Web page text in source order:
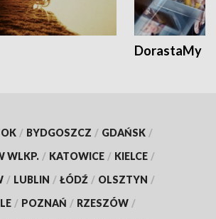
DorastaMy
/ BYDGOSZCZ / GDAŃSK /
WLKP. / KATOWICE / KIELCE /
/ LUBLIN / ŁÓDŹ / OLSZTYN /
/ POZNAŃ / RZESZÓW /